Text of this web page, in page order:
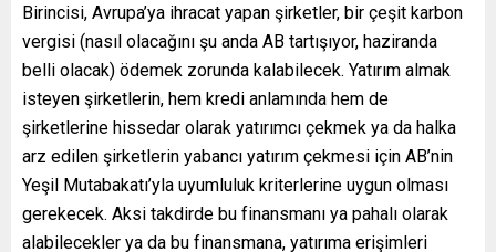
Birincisi, Avrupa’ya ihracat yapan şirketler, bir çeşit karbon
vergisi (nasıl olacağını şu anda AB tartışıyor, haziranda
belli olacak) ödemek zorunda kalabilecek. Yatırım almak
isteyen şirketlerin, hem kredi anlamında hem de
şirketlerine hissedar olarak yatırımcı çekmek ya da halka
arz edilen şirketlerin yabancı yatırım çekmesi için AB’nin
Yeşil Mutabakatı’yla uyumluluk kriterlerine uygun olması
gerekecek. Aksi takdirde bu finansmanı ya pahalı olarak
alabilecekler ya da bu finansmana, yatırıma erişimleri